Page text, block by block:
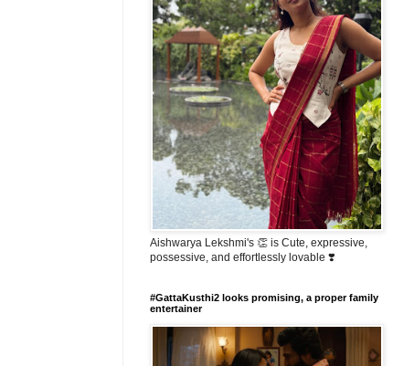
Aishwarya Lekshmi's 👏 is Cute, expressive,
possessive, and effortlessly lovable ❣️
#GattaKusthi2 looks promising, a proper family
entertainer